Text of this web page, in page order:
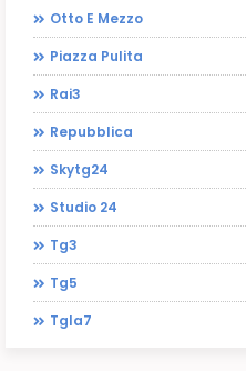
Otto E Mezzo
Piazza Pulita
Rai3
Repubblica
Skytg24
Studio 24
Tg3
Tg5
Tgla7